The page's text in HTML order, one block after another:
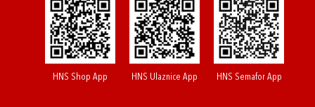
HNS Shop App HNS Ulaznice App HNS Semafor App